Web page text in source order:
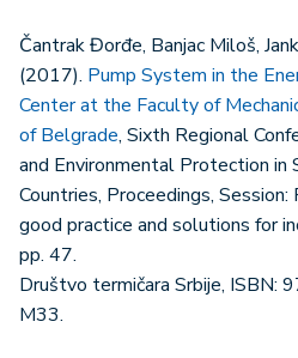
Čantrak Đorđe, Banjac Miloš,
(2017). Pump System in the
Center at the Faculty of
of Belgrade, Sixth Regional
and Environmental Protection in
Countries, Proceedings,
good practice and solutions for
pp. 47.
Društvo termičara Srbije,
M33.